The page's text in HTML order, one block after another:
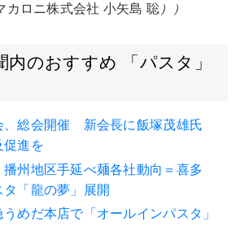
カロニ株式会社 小矢島 聡 ））
内のおすすめ 「パスタ」
、総会開催 新会長に飯塚茂雄氏
促進を
州地区手延べ麺各社動向＝喜多
「龍の夢」展開
めだ本店で「オールインパスタ」